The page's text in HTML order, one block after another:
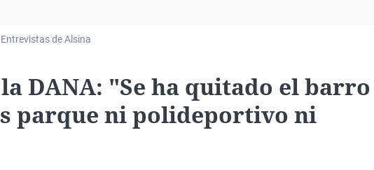
Entrevistas de Alsina
DANA: "Se ha quitado el barro
parque ni polideportivo ni